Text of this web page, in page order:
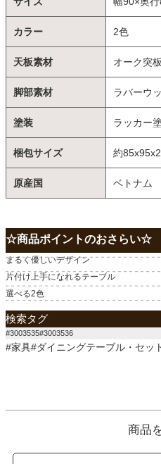
カラー 2色
天板素材 オーク突板
脚部素材 ラバーウ
塗装 ラッカー
梱包サイズ 約
原産国 ベトナム
☆商品ポイントのおさらい☆
まるく優しいデザイン
片付け上手になれるテーブル
選べる2色
検索タグ
#3003535#3003536
#家具#ダイニングテーブル・セッ
商品